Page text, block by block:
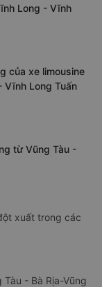
Long - Vĩnh
của xe limousine
Vĩnh Long Tuấn
từ Vũng Tàu -
xuất trong các
- Bà Rịa-Vũng